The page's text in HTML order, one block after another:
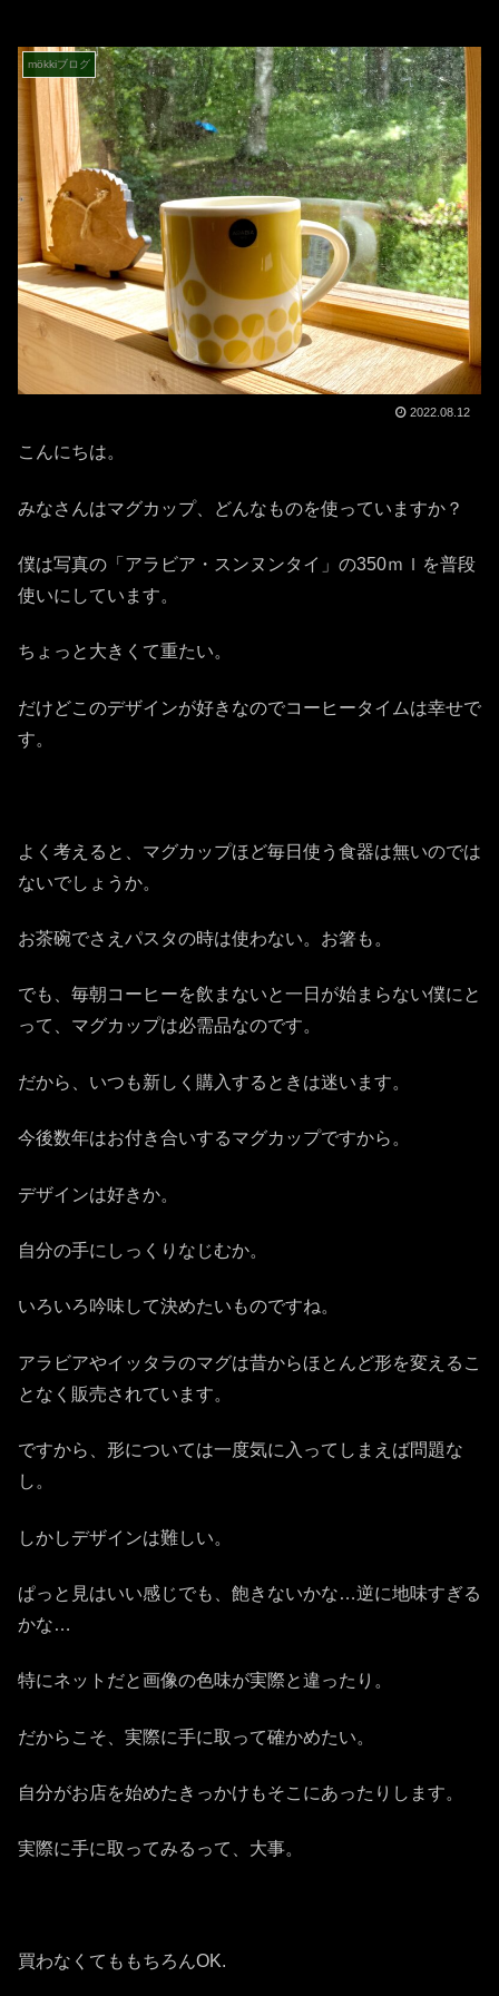
mökkiブログ
2022.08.12
こんにちは。
みなさんはマグカップ、どんなものを使っていますか？
僕は写真の「アラビア・スンヌンタイ」の350ｍｌを普段
使いにしています。
ちょっと大きくて重たい。
だけどこのデザインが好きなのでコーヒータイムは幸せで
す。
よく考えると、マグカップほど毎日使う食器は無いのでは
ないでしょうか。
お茶碗でさえパスタの時は使わない。お箸も。
でも、毎朝コーヒーを飲まないと一日が始まらない僕にと
って、マグカップは必需品なのです。
だから、いつも新しく購入するときは迷います。
今後数年はお付き合いするマグカップですから。
デザインは好きか。
自分の手にしっくりなじむか。
いろいろ吟味して決めたいものですね。
アラビアやイッタラのマグは昔からほとんど形を変えるこ
となく販売されています。
ですから、形については一度気に入ってしまえば問題な
し。
しかしデザインは難しい。
ぱっと見はいい感じでも、飽きないかな…逆に地味すぎる
かな…
特にネットだと画像の色味が実際と違ったり。
だからこそ、実際に手に取って確かめたい。
自分がお店を始めたきっかけもそこにあったりします。
実際に手に取ってみるって、大事。
買わなくてももちろんOK.